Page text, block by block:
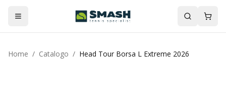
Home / Catalogo / Head Tour Borsa L Extreme 2026